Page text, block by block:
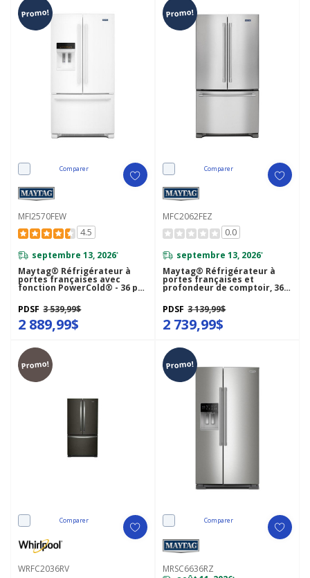
Promo!
Comparer
MFI2570FEW
4.5
septembre 13, 2026*
Maytag® Réfrigérateur à
portes françaises avec
fonction PowerCold® - 36 po
PDSF 3 539,99$
2 889,99$
Promo!
Comparer
MFC2062FEZ
0.0
septembre 13, 2026*
Maytag® Réfrigérateur à
portes françaises et
profondeur de comptoir, 36
po, 20 pi cu MFC2062FEZ
PDSF 3 139,99$
2 739,99$
Promo!
Comparer
WRFC2036RV
Promo!
Comparer
MRSC6636RZ